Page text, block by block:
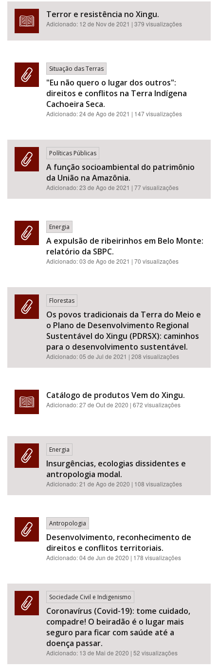
Terror e resistência no Xingu.
Adicionado: 12 de Nov de 2021 | 379 visualizações
Situação das Terras
"Eu não quero o lugar dos outros":
direitos e conflitos na Terra Indígena
Cachoeira Seca.
Adicionado:24 de Ago de 2021 | 147 visualizações
Políticas Públicas
A função socioambiental do patrimônio
da União na Amazônia.
Adicionado:23 de Ago de 2021 | 77 visualizações
Energia
A expulsão de ribeirinhos em Belo Monte:
relatório da SBPC.
Adicionado:03 de Ago de 2021 | 70 visualizações
Florestas
Os povos tradicionais da Terra do Meio e
o Plano de Desenvolvimento Regional
Sustentável do Xingu (PDRSX): caminhos
para o desenvolvimento sustentável.
Adicionado:05 de Jul de 2021 | 208 visualizações
Catálogo de produtos Vem do Xingu.
Adicionado:27 de Out de 2020 | 672 visualizações
Energia
Insurgências, ecologias dissidentes e
antropologia modal.
Adicionado:21 de Ago de 2020 | 108 visualizações
Antropologia
Desenvolvimento, reconhecimento de
direitos e conflitos territoriais.
Adicionado:04 de Jun de 2020 | 178 visualizações
Sociedade Civil e Indigenismo
Coronavírus (Covid-19): tome cuidado,
compadre! O beiradão é o lugar mais
seguro para ficar com saúde até a
doença passar.
Adicionado: 13 de Mai de 2020 | 52 visualizações